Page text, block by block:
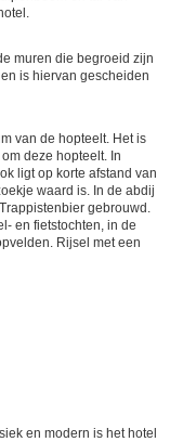
muren die begroeid zijn
is hiervan gescheiden
van de hopteelt. Het is
deze hopteelt. In
ligt op korte afstand van
waard is. In de abdij
gebrouwd.
en fietstochten, in de
Rijsel met een
en modern is het hotel